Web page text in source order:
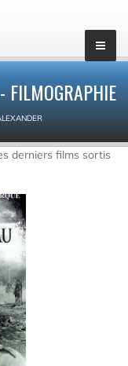
FILMOGRAPHIE
derniers films sortis